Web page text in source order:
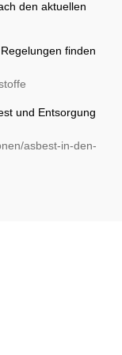
den aktuellen
finden
und Entsorgung
asbest-in-den-